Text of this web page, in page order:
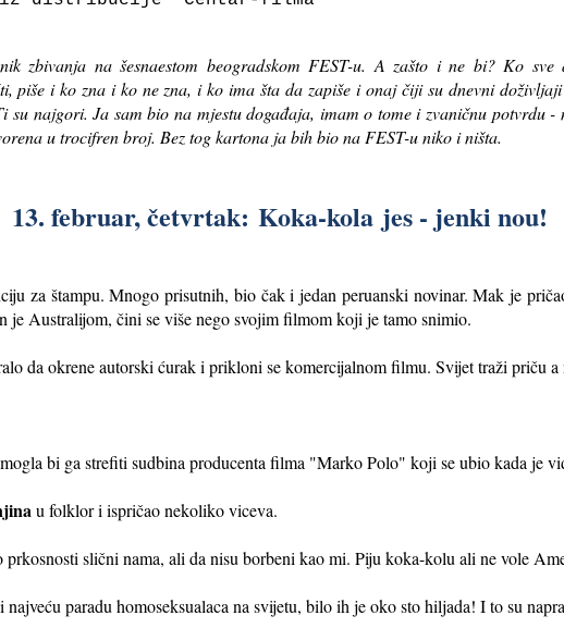
zbivanja na šesnaestom beogradskom FEST-u. A zašto i ne bi? Ko sve
piše i ko zna i ko ne zna, i ko ima šta da zapiše ionaj čiji su dnevni
su najgori. Ja sam bio na mjestu događaja, imam o tome i zvaničnu potvrdu
u trocifren broj. Bez tog kartona ja bih bio na FEST-u niko i ništa.
13. februar, četvrtak: Koka-kola jes - jenki nou!
za štampu. Mnogo prisutnih, bio čak i jedan peruanski novinar. Mak je
Australijom, čini se više nego svojim filmom koji je tamo snimio.
da okrene autorski ćurak i prikloni se komercijalnom filmu. Svijet traži priču a
bi ga strefiti sudbina producenta filma "Marko Polo" koji se ubio kada je
u folklor i ispričao nekoliko viceva.
prkosnosti slični nama, ali da nisu borbeni kao mi. Piju koka-kolu ali ne vole
najveću paradu homoseksualaca na svijetu, bilo ih je oko sto hiljada! I to su